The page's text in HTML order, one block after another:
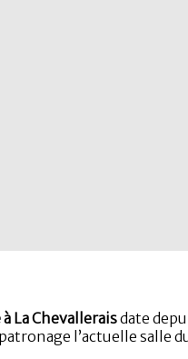
La Chevalleraisdate
patronage l’actuelle salle